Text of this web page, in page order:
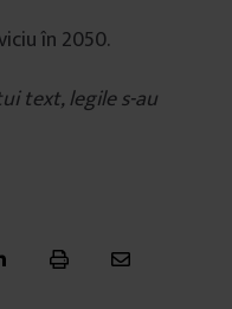
în 2050.
text, legile s-au